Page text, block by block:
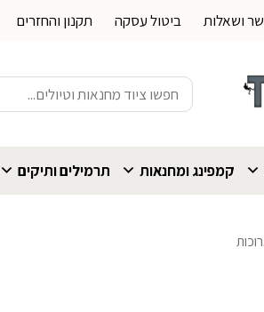
ושאלות ביטול עסקה תקנון והחזרים
חיפוש
עבור:
קמפינג ומחנאות תרמילים ותיקים